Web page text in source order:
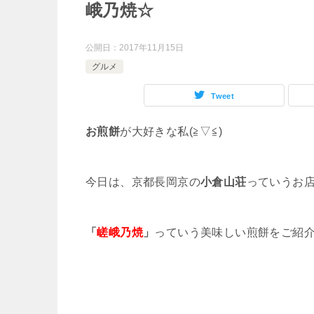
峨乃焼☆
公開日： 2017年11月15日
グルメ
Tweet
お煎餅が大好きな私(≧▽≦)
今日は、京都長岡京の小倉山荘っていうお
「嵯峨乃焼 」 っていう美味しい煎餅をご紹